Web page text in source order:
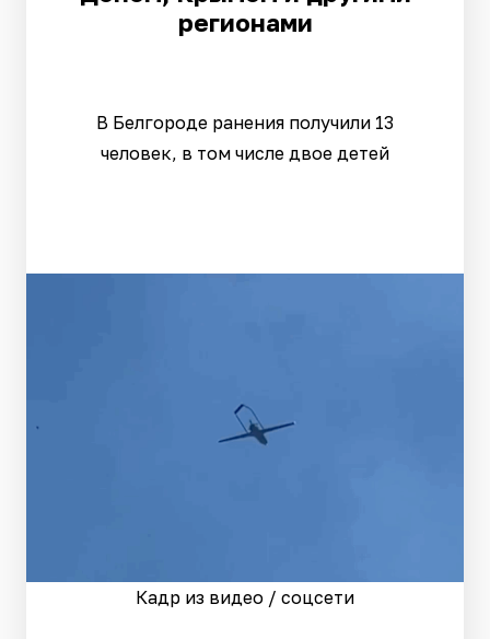
регионами
В Белгороде ранения получили 13
человек, в том числе двое детей
Кадр из видео / соцсети